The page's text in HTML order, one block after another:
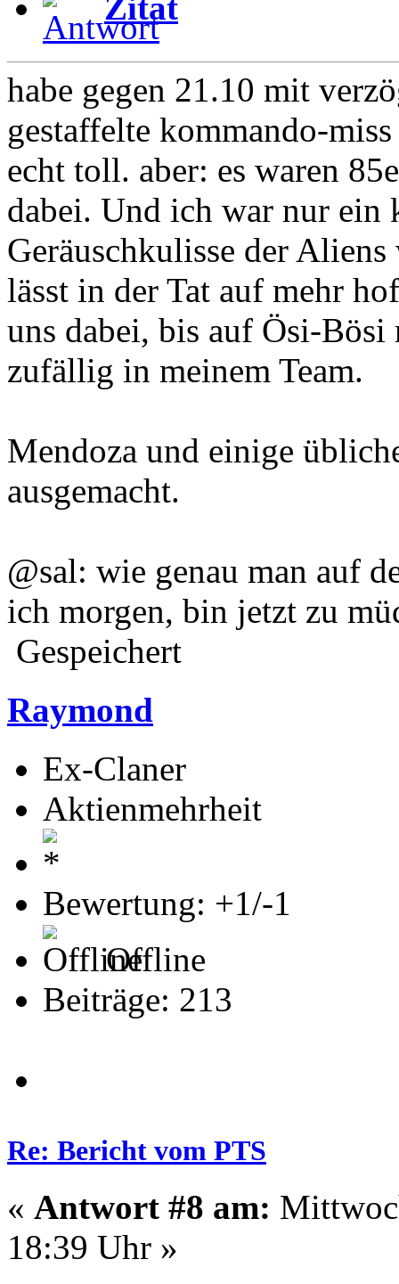
Zitat
habe gegen 21.10 mit
gestaffelte kommando-
echt toll. aber: es waren
dabei. Und ich war nur ein
Geräuschkulisse der
lässt in der Tat auf mehr
uns dabei, bis auf Ösi-
zufällig in meinem Team.
Mendoza und einige
ausgemacht.
@sal: wie genau man auf
ich morgen, bin jetzt zu
Gespeichert
Raymond
Ex-Claner
Aktienmehrheit
Bewertung: +1/-1
Offline
Beiträge: 213
Re: Bericht vom PTS
« Antwort #8 am:
18:39 Uhr »